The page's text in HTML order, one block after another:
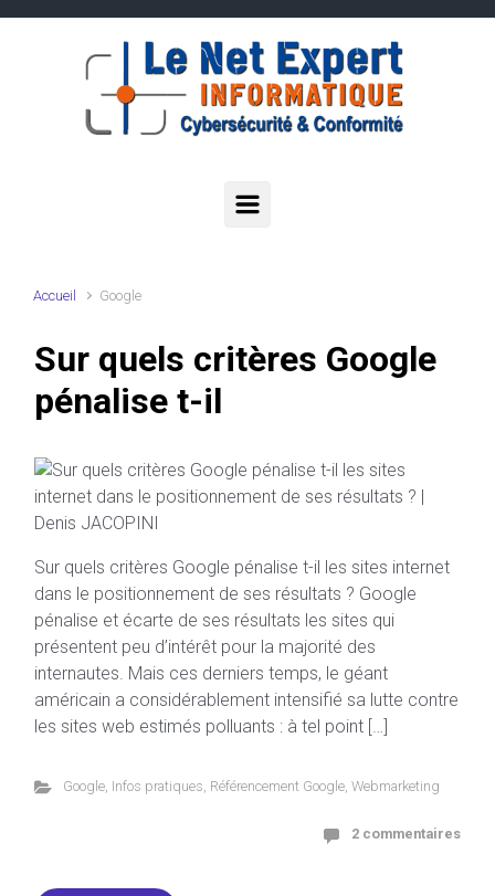
Accueil Google
Sur quels critères Google
pénalise t-il
Sur quels critères Google pénalise t-il les sites internet
dans le positionnement de ses résultats ? Google
pénalise et écarte de ses résultats les sites qui
présentent peu d’intérêt pour la majorité des
internautes. Mais ces derniers temps, le géant
américain a considérablement intensifié sa lutte contre
les sites web estimés polluants : à tel point […]
Google, Infos pratiques, Référencement Google, Webmarketing
2 commentaires